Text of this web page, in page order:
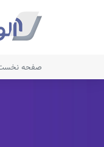
صفحه